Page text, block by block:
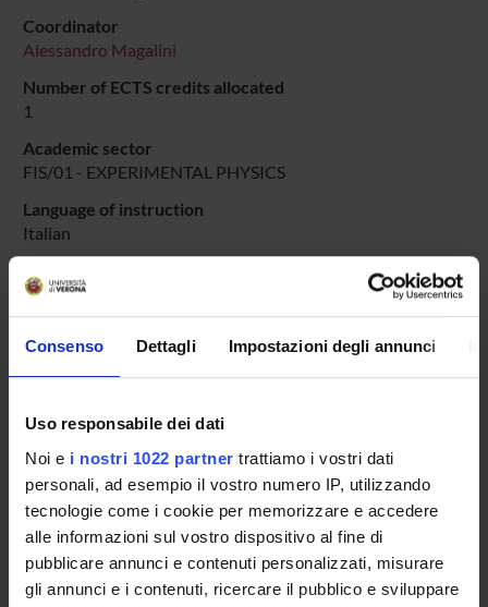
Consenso Dettagli Impostazioni degli annunci
Uso responsabile dei dati
Noi e i nostri 1022 partner trattiamo i vostri dati
personali, ad esempio il vostro numero IP, utilizzando
tecnologie come i cookie per memorizzare e accedere
alle informazioni sul vostro dispositivo al fine di
pubblicare annunci e contenuti personalizzati, misurare
gli annunci e i contenuti, ricercare il pubblico e sviluppare
Coordinator
Alessandro Magalini
Number of ECTS credits allocated
1
Academic sector
FIS/01 - EXPERIMENTAL PHYSICS
Language of instruction
Italian
PERIODO DIDATTICO
dal Mar 1, 2026 al Dec 15, 2026.
Course news
LESSON TIMETABLE
Go to lesson schedule
Overview